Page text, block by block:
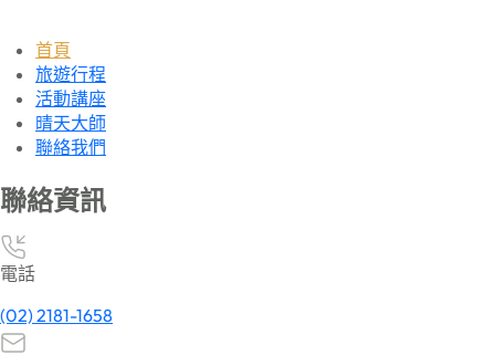
首頁
旅遊行程
活動講座
晴天大師
聯絡我們
聯絡資訊
電話
(02) 2181-1658